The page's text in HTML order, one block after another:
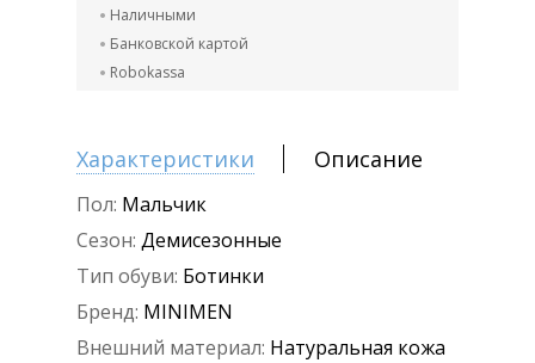
Наличными
Банковской картой
Robokassa
Характеристики Описание
Пол: Мальчик
Сезон: Демисезонные
Тип обуви: Ботинки
Бренд: MINIMEN
Внешний материал: Натуральная кожа